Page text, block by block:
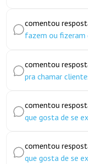
comentou
fazem ou fizeram
comentou
pra chamar
comentou
que gosta de se
comentou
que gosta de se